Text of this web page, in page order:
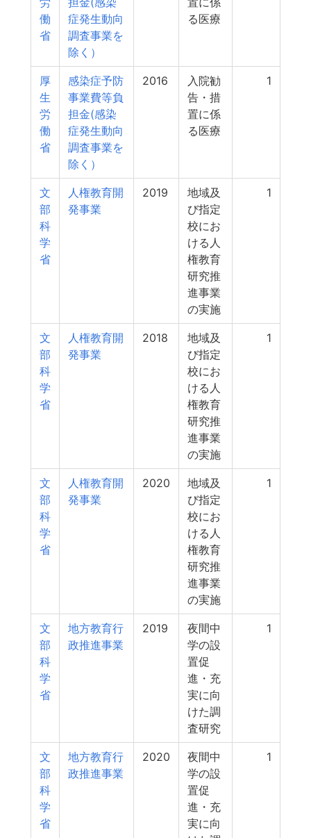
働
省
症発生動向
調査事業を
除く）
る医療
厚
生
労
働
省
感染症予防
事業費等負
担金(感染
症発生動向
調査事業を
除く）
2016
入院勧
告・措
置に係
る医療
1
文
部
科
学
省
人権教育開
発事業
2019
地域及
び指定
校にお
ける人
権教育
研究推
進事業
の実施
1
文
部
科
学
省
人権教育開
発事業
2018
地域及
び指定
校にお
ける人
権教育
研究推
進事業
の実施
1
文
部
科
学
省
人権教育開
発事業
2020
地域及
び指定
校にお
ける人
権教育
研究推
進事業
の実施
1
文
部
科
学
省
地方教育行
政推進事業
2019
夜間中
学の設
置促
進・充
実に向
けた調
査研究
1
文
部
科
学
省
地方教育行
政推進事業
2020
夜間中
学の設
置促
進・充
実に向
1